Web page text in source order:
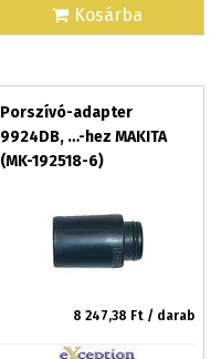
Kosárba
Porszívó-adapter
9924DB, …-hez MAKITA
(MK-192518-6)
8 247,38 Ft / darab